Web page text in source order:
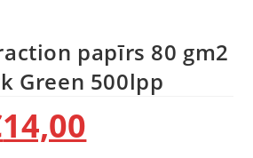
papīrs 80 gm2
Green 500lpp
14,00